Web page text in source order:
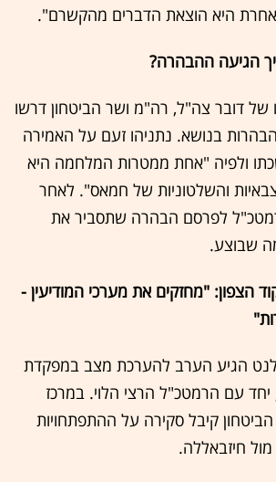
היא הוצאת הדברים מהקשרם".
הגיעה ההבהרה?
דובר צה"ל, רה"מ ושר הביטחון דרשו
בנושא. נתניהו זעם על האמירה
ולפיה "אחת ממטרות המלחמה היא
והשלטוניות של חמאס". לאחר
לפרסם הבהרה שתסביר את
שבוצע.
הצפון: "מחזקים את מערכי המודיעין -
הגיע הערב להערכת מצב במפקדת
יחד עם הרמטכ"ל הרצי הלוי. במרכז
קיבל סקירה על ההתפתחויות
חיזבאללה.